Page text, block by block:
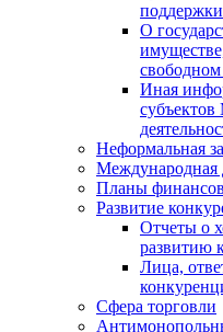
О
свободном
Иная
Неформальная
Международная
Планы
Развитие
Отчеты о
развитию
Лица,
Сфера торговли